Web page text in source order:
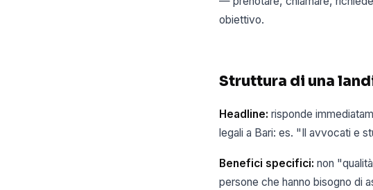
obiettivo.
Struttura di una
Headline: risponde
legali a Bari: es. "Il avvocati e
Benefici specifici: non
persone che hanno bisogno di